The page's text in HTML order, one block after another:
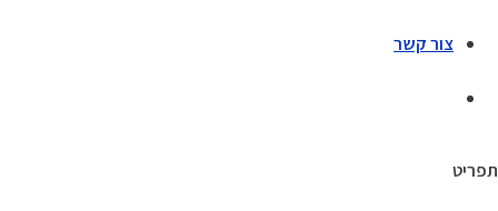
צור קשר
תפריט